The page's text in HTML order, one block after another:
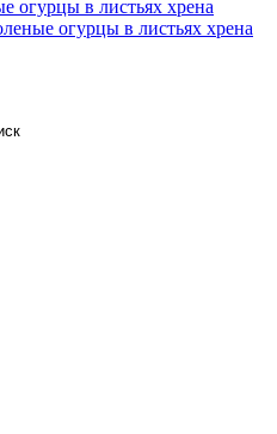
огурцы в листьях хрена
огурцы в листьях хрена